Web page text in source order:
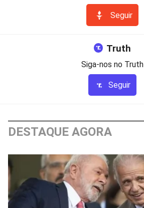
Seguir
Truth
Siga-nos no Truth
Seguir
DESTAQUE AGORA